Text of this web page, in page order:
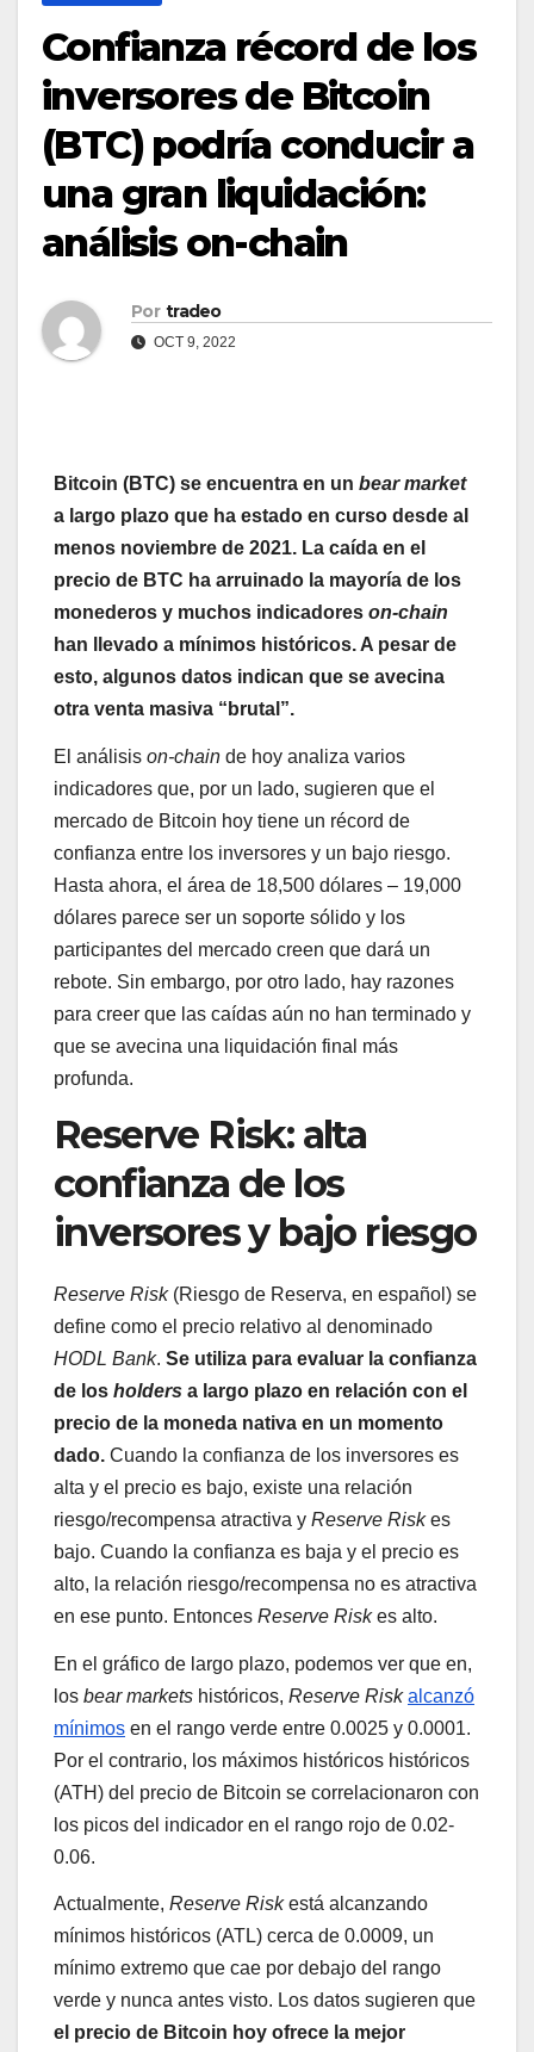
Confianza récord de los
inversores de Bitcoin
(BTC) podría conducir a
una gran liquidación:
análisis on-chain
Por tradeo
OCT 9, 2022
Bitcoin (BTC) se encuentra en un bear market
a largo plazo que ha estado en curso desde al
menos noviembre de 2021. La caída en el
precio de BTC ha arruinado la mayoría de los
monederos y muchos indicadores on-chain
han llevado a mínimos históricos. A pesar de
esto, algunos datos indican que se avecina
otra venta masiva “brutal”.
El análisis on-chain de hoy analiza varios
indicadores que, por un lado, sugieren que el
mercado de Bitcoin hoy tiene un récord de
confianza entre los inversores y un bajo riesgo.
Hasta ahora, el área de 18,500 dólares – 19,000
dólares parece ser un soporte sólido y los
participantes del mercado creen que dará un
rebote. Sin embargo, por otro lado, hay razones
para creer que las caídas aún no han terminado y
que se avecina una liquidación final más
profunda.
Reserve Risk: alta
confianza de los
inversores y bajo riesgo
Reserve Risk(Riesgo de Reserva, en español) se
define como el precio relativo al denominado
HODL Bank. Se utiliza para evaluar la confianza
de los holders a largo plazo en relación con el
precio de la moneda nativa en un momento
dado. Cuando la confianza de los inversores es
alta y el precio es bajo, existe una relación
riesgo/recompensa atractiva y Reserve Riskes
bajo. Cuando la confianza es baja y el precio es
alto, la relación riesgo/recompensa no es atractiva
en ese punto. Entonces Reserve Riskes alto.
En el gráfico de largo plazo, podemos ver que en,
los bear markets históricos, Reserve Risk alcanzó
mínimos en el rango verde entre 0.0025 y 0.0001.
Por el contrario, los máximos históricos históricos
(ATH) del precio de Bitcoin se correlacionaron con
los picos del indicador en el rango rojo de 0.02-
0.06.
Actualmente, Reserve Riskestá alcanzando
mínimos históricos (ATL) cerca de 0.0009, un
mínimo extremo que cae por debajo del rango
verde y nunca antes visto. Los datos sugieren que
el precio de Bitcoin hoy ofrece la mejor